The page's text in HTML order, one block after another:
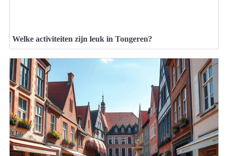
Welke activiteiten zijn leuk in Tongeren?